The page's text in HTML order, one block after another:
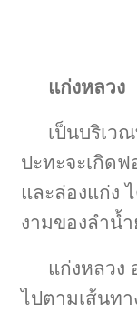
แก่งหลวง
เป็นบริเว
ปะทะจะเกิด
และล่องแก่ง
งามของลำน้
แก่งหลวง
ไปตามเส้นท